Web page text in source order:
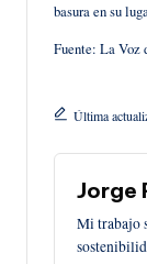
basura en su
Fuente: La Voz
Última
Jorge
Mi trabajo